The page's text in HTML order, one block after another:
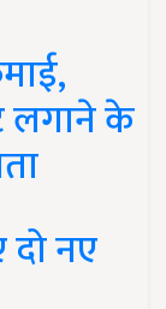
लगाने के
नए